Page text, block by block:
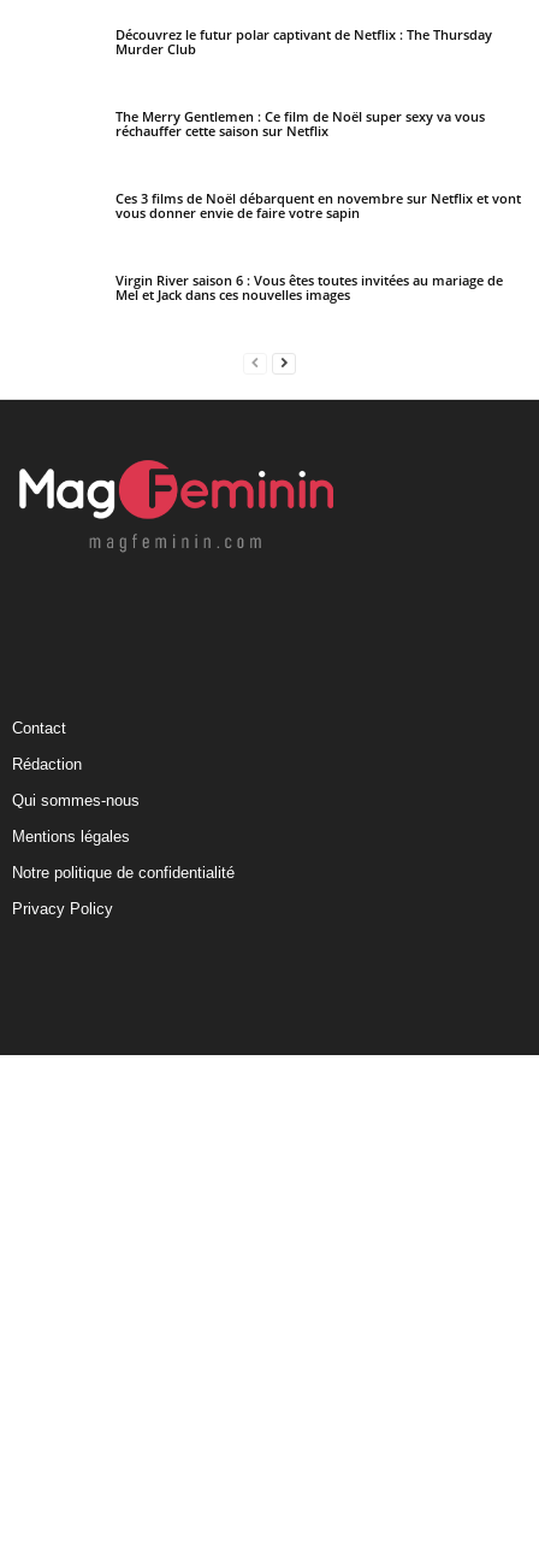
Découvrez le futur polar captivant de Netflix : The Thursday
Murder Club
The Merry Gentlemen : Ce film de Noël super sexy va vous
réchauffer cette saison sur Netflix
Ces 3 films de Noël débarquent en novembre sur Netflix et vont
vous donner envie de faire votre sapin
Virgin River saison 6 : Vous êtes toutes invitées au mariage de
Mel et Jack dans ces nouvelles images
Contact
Rédaction
Qui sommes-nous
Mentions légales
Notre politique de confidentialité
Privacy Policy